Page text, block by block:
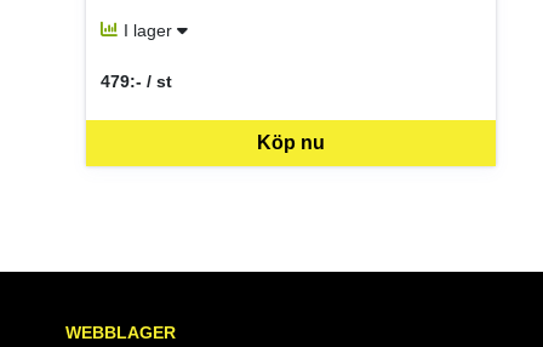
I lager
Köp nu
479:- / st
SEK per ST
WEBBLAGER